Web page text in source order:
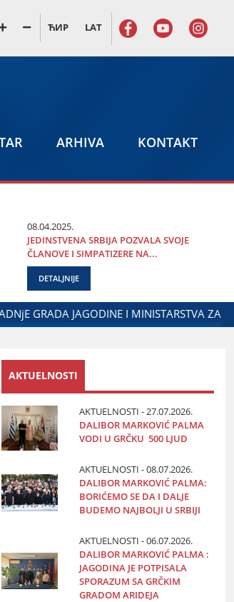
ЋИР LAT
ARHIVA KONTAKT
08.04.2025.
ЈEDINSTVENA SRBIЈA POZVALA SVOЈE
ČLANOVE I SIMPATIZERE NA...
DETALJNIJE
DANA POLICIЈE I MINISTARSTVA
AKTUELNOSTI
AKTUELNOSTI - 27.07.2026.
DALIBOR MARKOVIĆ PALMA
VODI U GRČKU 500 LJUD
AKTUELNOSTI - 08.07.2026.
DALIBOR MARKOVIĆ PALMA:
BORIĆEMO SE DA I DALJE
BUDEMO NAJBOLJI U SRBIJI
AKTUELNOSTI - 06.07.2026.
DALIBOR MARKOVIĆ PALMA :
JAGODINA JE POTPISALA
SPORAZUM SA GRČKIM
GRADOM ARIDEJA